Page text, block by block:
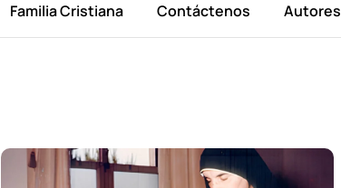
Familia Cristiana Contáctenos Autores